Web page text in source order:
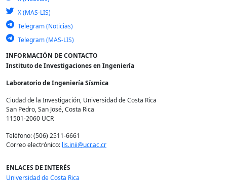
X (MAS-LIS)
Telegram (Noticias)
Telegram (MAS-LIS)
INFORMACIÓN DE CONTACTO
Instituto de Investigaciones en Ingeniería
Laboratorio de Ingeniería Sísmica
Ciudad de la Investigación, Universidad de Costa Rica
San Pedro, San José, Costa Rica
11501-2060 UCR
Teléfono: (506) 2511-6661
Correo electrónico: lis.inii@ucr.ac.cr
ENLACES DE INTERÉS
Universidad de Costa Rica